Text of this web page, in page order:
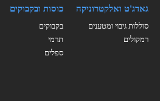
גאדג'ט ואלקטרוניקה
סוללות גיבוי ומטענים
רמקולים
כוסות ובקבוקים
בקבוקים
תרמי
ספלים